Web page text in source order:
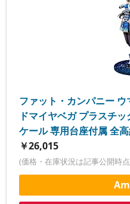
ファット・カンパニー
ドマイヤベガ プラスチ
ケール 専用台座付属 全
￥26,015
(価格・在庫状況は記事公開時